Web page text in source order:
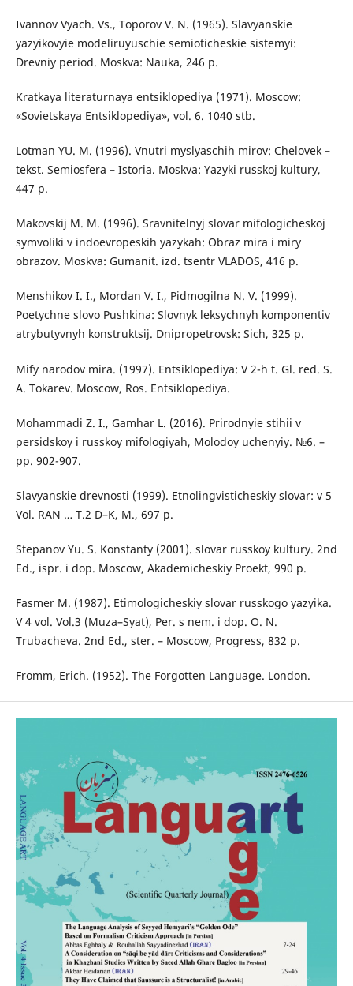
Ivannov Vyach. Vs., Toporov V. N. (1965). Slavyanskie
yazyikovyie modeliruyuschie semioticheskie sistemyi:
Drevniy period. Мoskva: Nauka, 246 p.
Kratkaya literaturnaya entsiklopediya (1971). Мoscow:
«Sovietskaya Entsiklopediya», vol. 6. 1040 stb.
Lotman YU. M. (1996). Vnutri myslyaschih mirov: Chelovek –
tekst. Semiosfera – Istoria. Мoskva: Yazyki russkoj kultury,
447 p.
Makovskij М. М. (1996). Sravnitelnyj slovar mifologicheskoj
symvoliki v indoevropeskih yazykah: Obraz mira i miry
obrazov. Мoskva: Gumanit. izd. tsentr VLADOS, 416 p.
Menshikov І. І., Mordan V. І., Pidmogilna N. V. (1999).
Poetychne slovo Pushkina: Slovnyk leksychnyh komponentiv
atrybutyvnyh konstruktsij. Dnipropetrovsk: Sich, 325 p.
Mify narodov mira. (1997). Entsiklopediya: V 2-h t. Gl. red. S.
A. Tokarev. Moscow, Ros. Entsiklopediya.
Mohammadi Z. I., Gamhar L. (2016). Prirodnyie stihii v
persidskoy i russkoy mifologiyah, Molodoy uchenyiy. №6. –
pp. 902-907.
Slavyanskie drevnosti (1999). Etnolingvisticheskiy slovar: v 5
Vol. RAN … T.2 D–K, M., 697 p.
Stepanov Yu. S. Konstanty (2001). slovar russkoy kultury. 2nd
Ed., ispr. i dop. Moscow, Akademicheskiy Proekt, 990 p.
Fasmer M. (1987). Etimologicheskiy slovar russkogo yazyika.
V 4 vol. Vol.3 (Muza–Syat), Per. s nem. i dop. O. N.
Trubacheva. 2nd Ed., ster. – Moscow, Progress, 832 p.
Fromm, Erich. (1952). The Forgotten Language. London.